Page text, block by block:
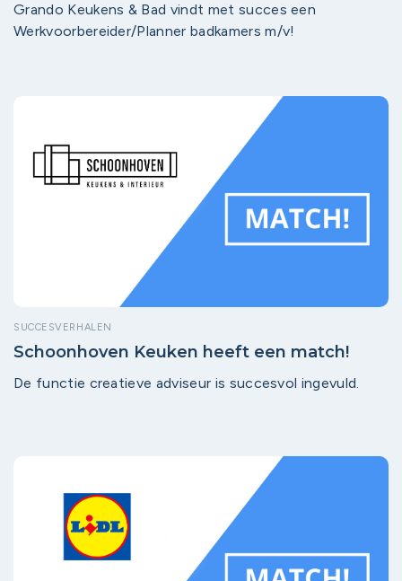
Grando Keukens & Bad vindt met succes een
Werkvoorbereider/Planner badkamers m/v!
SUCCESVERHALEN
Schoonhoven Keuken heeft een match!
De functie creatieve adviseur is succesvol ingevuld.